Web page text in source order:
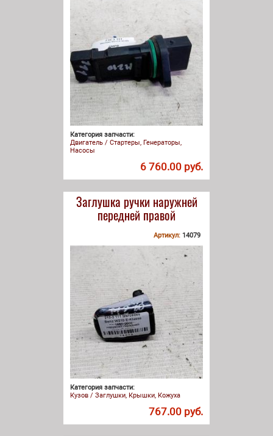
Категория запчасти:
Двигатель / Стартеры, Генераторы,
Насосы
6 760.00 руб.
Заглушка ручки наружней
передней правой
Артикул: 14079
Категория запчасти:
Кузов / Заглушки, Крышки, Кожуха
767.00 руб.